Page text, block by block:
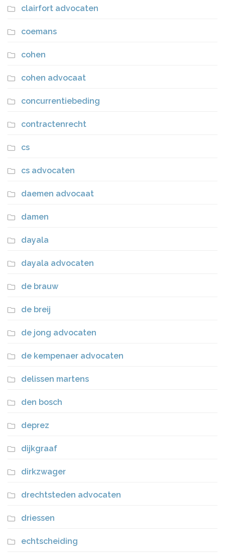
clairfort advocaten
coemans
cohen
cohen advocaat
concurrentiebeding
contractenrecht
cs
cs advocaten
daemen advocaat
damen
dayala
dayala advocaten
de brauw
de breij
de jong advocaten
de kempenaer advocaten
delissen martens
den bosch
deprez
dijkgraaf
dirkzwager
drechtsteden advocaten
driessen
echtscheiding